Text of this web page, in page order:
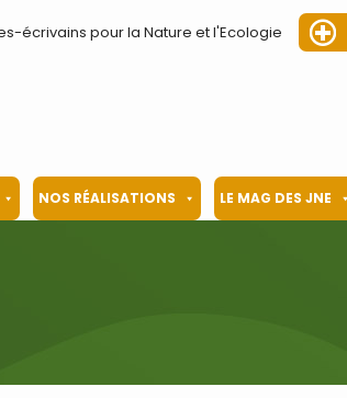
écrivains pour la Nature et l'Ecologie
NOS RÉALISATIONS LE MAG DES JNE